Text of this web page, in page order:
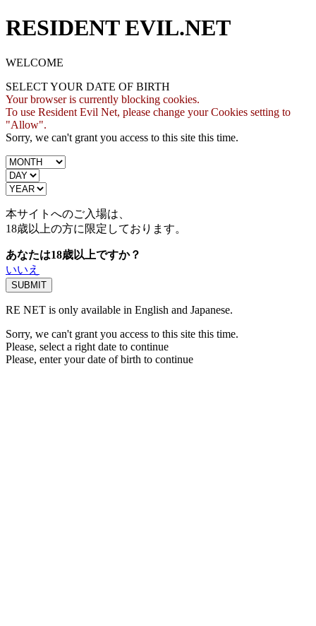
RESIDENT EVIL.NET
WELCOME
SELECT YOUR DATE OF BIRTH
Your browser is currently blocking cookies.
To use Resident Evil Net, please change your Cookies setting to
"Allow".
Sorry, we can't grant you access to this site this time.
本サイトへのご入場は、
18歳以上の方に限定しております。
あなたは18歳以上ですか？
いいえ
RE NET is only available in English and Japanese.
Sorry, we can't grant you access to this site this time.
Please, select a right date to continue
Please, enter your date of birth to continue